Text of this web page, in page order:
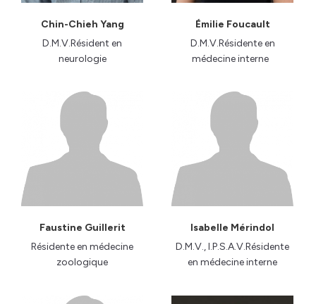
Chin-Chieh Yang
D.M.V.Résident en
neurologie
Émilie Foucault
D.M.V.Résidente en
médecine interne
Faustine Guillerit
Résidente en médecine
zoologique
Isabelle Mérindol
D.M.V., I.P.S.A.V.Résidente
en médecine interne